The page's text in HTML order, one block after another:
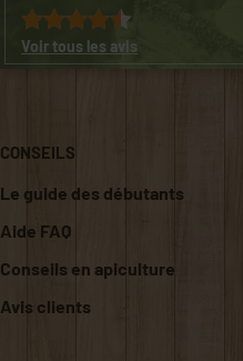
Voir tous les avis
CONSEILS
Le guide des débutants
Aide FAQ
Conseils en apiculture
Avis clients